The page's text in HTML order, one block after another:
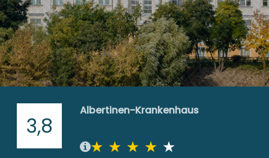
3,8
Albertinen-Krankenhaus